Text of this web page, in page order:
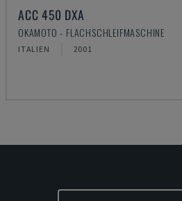
ACC 450 DXA
OKAMOTO - FLACHSCHLEIFMASCHINE
ITALIEN 2001